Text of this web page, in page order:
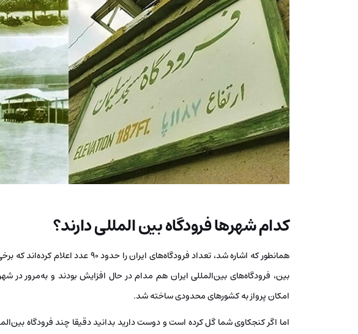
کدام شهرها فرودگاه بین المللی دارند؟
همانطور که اشاره شد، تعداد فرودگاه‌های
بین، فرودگاه‌های بین‌المللی ایران هم مدام در حال افزایش بودند و به‌مرور در
امکان پرواز به کشورهای محدودی ساخته شد.
اما اگر کنجکاوی شما گل کرده است و دوست دارید بدانید دقیقا چند فرودگاه